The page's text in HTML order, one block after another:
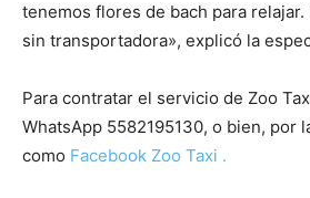
tenemos flores de bach para relajar.
sin transportadora», explicó la
Para contratar el servicio de Zoo
WhatsApp 5582195130, o bien, por
como Facebook Zoo Taxi .